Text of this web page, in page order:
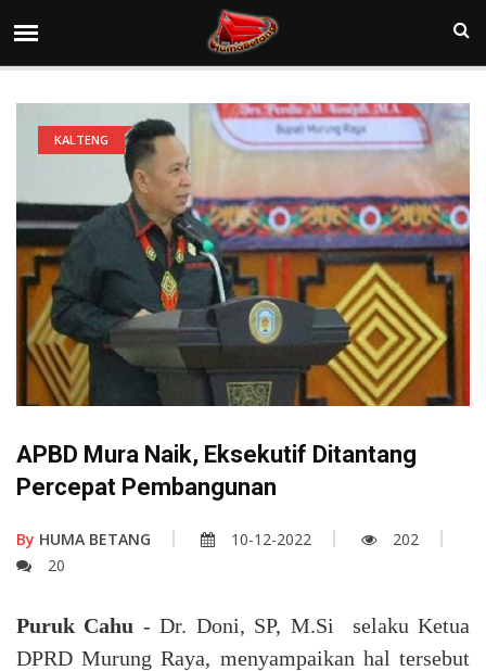
KALTENG
APBD Mura Naik, Eksekutif Ditantang
Percepat Pembangunan
By HUMA BETANG 10-12-2022
202
20
Puruk Cahu - Dr. Doni, SP, M.Si selaku Ketua
DPRD Murung Raya, menyampaikan hal tersebut